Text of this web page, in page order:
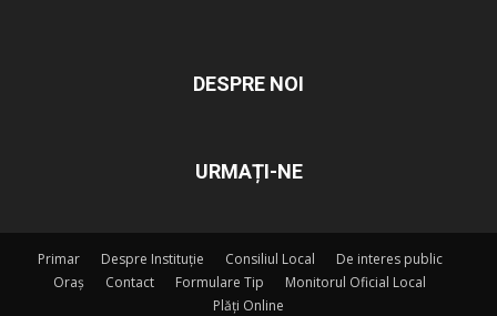
DESPRE NOI
URMAȚI-NE
Primar Despre Instituție Consiliul Local
De interes public
Oraș
Contact Formulare Tip
Monitorul Oficial Local
Plăți Online